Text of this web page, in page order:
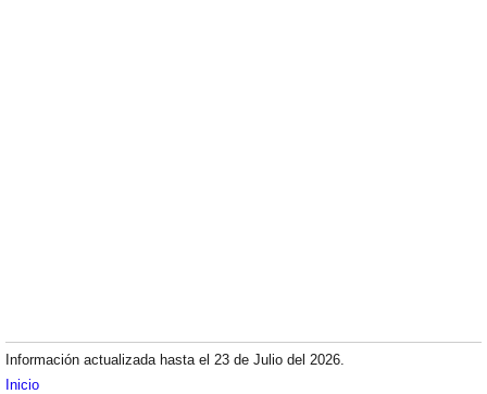
Información actualizada hasta el 23 de Julio del 2026.
Inicio